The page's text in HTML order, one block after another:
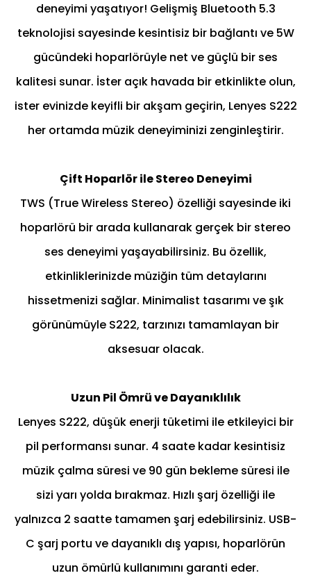
deneyimi yaşatıyor! Gelişmiş Bluetooth 5.3
teknolojisi sayesinde kesintisiz bir bağlantı ve 5W
gücündeki hoparlörüyle net ve güçlü bir ses
kalitesi sunar. İster açık havada bir etkinlikte olun,
ister evinizde keyifli bir akşam geçirin, Lenyes S222
her ortamda müzik deneyiminizi zenginleştirir.
Çift Hoparlör ile Stereo Deneyimi
TWS (True Wireless Stereo) özelliği sayesinde iki
hoparlörü bir arada kullanarak gerçek bir stereo
ses deneyimi yaşayabilirsiniz. Bu özellik,
etkinliklerinizde müziğin tüm detaylarını
hissetmenizi sağlar. Minimalist tasarımı ve şık
görünümüyle S222, tarzınızı tamamlayan bir
aksesuar olacak.
Uzun Pil Ömrü ve Dayanıklılık
Lenyes S222, düşük enerji tüketimi ile etkileyici bir
pil performansı sunar. 4 saate kadar kesintisiz
müzik çalma süresi ve 90 gün bekleme süresi ile
sizi yarı yolda bırakmaz. Hızlı şarj özelliği ile
yalnızca 2 saatte tamamen şarj edebilirsiniz. USB-
C şarj portu ve dayanıklı dış yapısı, hoparlörün
uzun ömürlü kullanımını garanti eder.